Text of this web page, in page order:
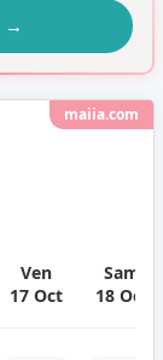
→
maiia.com
Ven
17 Oct
Sam
18 Oct